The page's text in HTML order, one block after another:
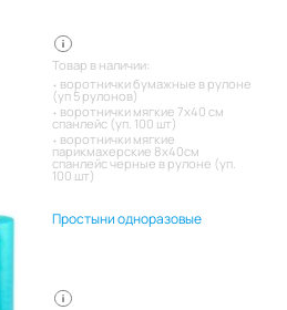
Товар в наличии:
воротнички бумажные в рулоне
(уп 5 рулонов)
воротнички мягкие 7х40 см
спанлейс (уп. 100 шт)
воротнички мягкие
парикмахерские 8х40см
спанлейс черные в рулоне (уп.
100 шт)
Простыни одноразовые